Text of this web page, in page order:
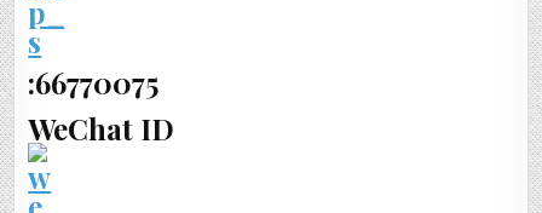
:66770075
WeChat ID